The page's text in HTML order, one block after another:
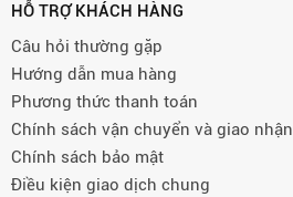
HỖ TRỢ KHÁCH HÀNG
Câu hỏi thường gặp
Hướng dẫn mua hàng
Phương thức thanh toán
Chính sách vận chuyển và giao nhận
Chính sách bảo mật
Điều kiện giao dịch chung